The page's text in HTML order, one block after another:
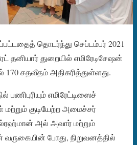
தொடர்ந்து செப்டம்பர் 2021
தனியார் துறையில் எமிரேடிசேஷன்
170 சதவீதம் அதிகரித்துள்ளது.
பணிபுரியும் எமிரேட்டிஸைச்
குடியேற்ற அமைச்சர்
அல் அவார் மற்றும்
வருகையின் போது, ​​நிறுவனத்தில்